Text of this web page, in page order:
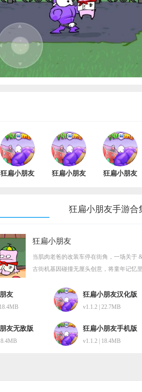
狂扁小朋友
狂扁小朋友
狂扁小朋友
狂扁小朋友手游合
狂扁小朋友
当肌肉老爸的改装车停在街角，一场关于
古街机基因碰撞无厘头创意，将童年记忆
友 狂扁小朋友汉化版
v1.1.2 | 22.7MB
友无敌版 狂扁小朋友手机版
v1.1.2 | 18.4MB